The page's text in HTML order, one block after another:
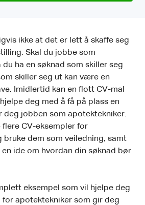
ikke at det er lett å skaffe seg
Skal du jobbe som
ha en søknad som skiller seg
skiller seg ut kan være en
Imidlertid kan en flott CV-mal
deg med å få på plass en
deg jobben som apotektekniker.
flere CV-eksempler for
bruke dem som veiledning, samt
ide om hvordan din søknad bør
eksempel som vil hjelpe deg
for apotektekniker som gir deg